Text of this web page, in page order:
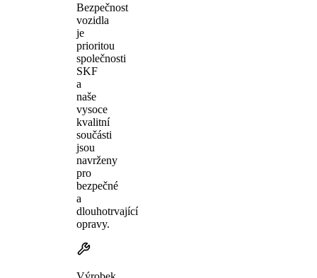
Bezpečnost
vozidla
je
prioritou
společnosti
SKF
a
naše
vysoce
kvalitní
součásti
jsou
navrženy
pro
bezpečné
a
dlouhotrvající
opravy.